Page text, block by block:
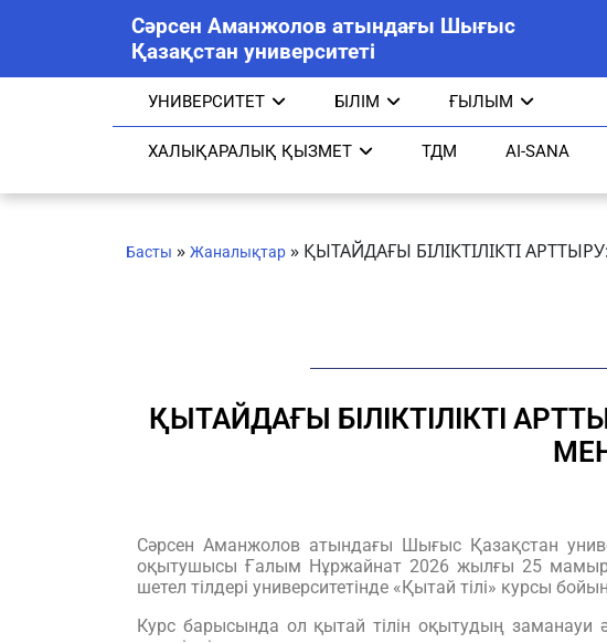
Сәрсен Аманжолов атындағы Шығыс
Қазақстан университеті
УНИВЕРСИТЕТ БІЛІМ ҒЫЛЫМ
ХАЛЫҚАРАЛЫҚ ҚЫЗМЕТ ТДМ AI-SANA
Басты » Жаналықтар » ҚЫТАЙДАҒЫ БІЛІКТІЛІКТІ
ҚЫТАЙДАҒЫ БІЛІКТІЛІКТІ
Сәрсен Аманжолов атындағы Шығыс Қазақстан
оқытушысы Ғалым Нұржайнат 2026 жылғы 25
шетел тілдері университетінде «Қытай тілі» курсы
Курс барысында ол қытай тілін оқытудың заманауи